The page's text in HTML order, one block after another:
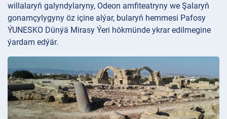
willalaryň galyndylaryny, Odeon amfiteatryny we Şalaryň
gonamçylygyny öz içine alýar, bularyň hemmesi Pafosy
ÝUNESKO Dünýä Mirasy Ýeri hökmünde ykrar edilmegine
ýardam edýär.